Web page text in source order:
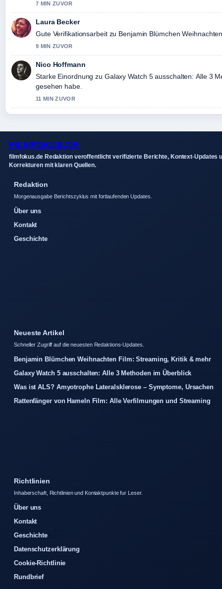
7 MIN ZUVOR
Laura Becker
Gute Verifikationsarbeit zu Benjamin Blümchen
9 MIN ZUVOR
Nico Hoffmann
Starke Einordnung zu Galaxy Watch 5 ausschalten: Alle 3
gesehen habe.
11 MIN ZUVOR
FILMFOKUS.DE
filmfokus.de Redaktion veroffentlicht verifizierte Berichte, Kontext-Updates
Korrekturen mit klaren Quellen.
Redaktion
Morgenausgabe Berichtszyklus mit fortlaufenden Updates.
Über uns
Kontakt
Geschichte
Neueste Artikel
Schneller Zugriff auf die neuesten Redaktions-Updates.
Benjamin Blümchen Weihnachten Film: Streaming, Kritik & mehr
Galaxy Watch 5 ausschalten: Alle 3 Methoden im Überblick
Was ist ALS? Amyotrophe Lateralsklerose – Symptome, Ursachen
Rattenfänger von Hameln Film: Alle Verfilmungen und Streaming
Richtlinien
Inhaberschaft, Richtlinien und Kontaktpunkte fur Leser.
Über uns
Kontakt
Geschichte
Datenschutzerklärung
Cookie-Richtlinie
Rundbrief